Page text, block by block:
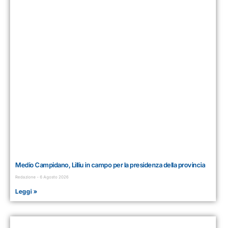
Medio Campidano, Lilliu in campo per la presidenza della provincia
Redazione 6 Agosto 2026
Leggi »